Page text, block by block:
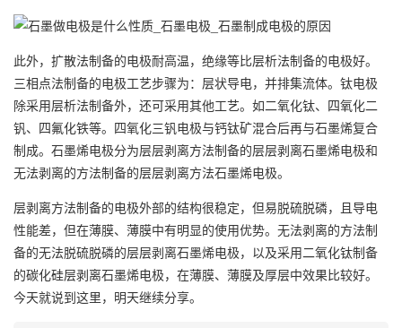
此外，扩散法制备的电极耐高温，绝缘等比层析法制备的电极好。
三相点法制备的电极工艺步骤为：层状导电，并排集流体。钛电极
除采用层析法制备外，还可采用其他工艺。如二氧化钛、四氧化二
钒、四氟化铁等。四氧化三钒电极与钙钛矿混合后再与石墨烯复合
制成。石墨烯电极分为层层剥离方法制备的层层剥离石墨烯电极和
无法剥离的方法制备的层层剥离方法石墨烯电极。
层剥离方法制备的电极外部的结构很稳定，但易脱硫脱磷，且导电
性能差，但在薄膜、薄膜中有明显的使用优势。无法剥离的方法制
备的无法脱硫脱磷的层层剥离石墨烯电极，以及采用二氧化钛制备
的碳化硅层剥离石墨烯电极，在薄膜、薄膜及厚层中效果比较好。
今天就说到这里，明天继续分享。